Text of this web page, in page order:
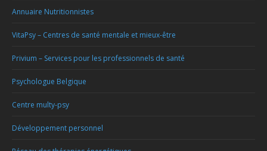
Annuaire Nutritionnistes
VitaPsy – Centres de santé mentale et mieux-être
Privium – Services pour les professionnels de santé
Psychologue Belgique
Centre multy-psy
Développement personnel